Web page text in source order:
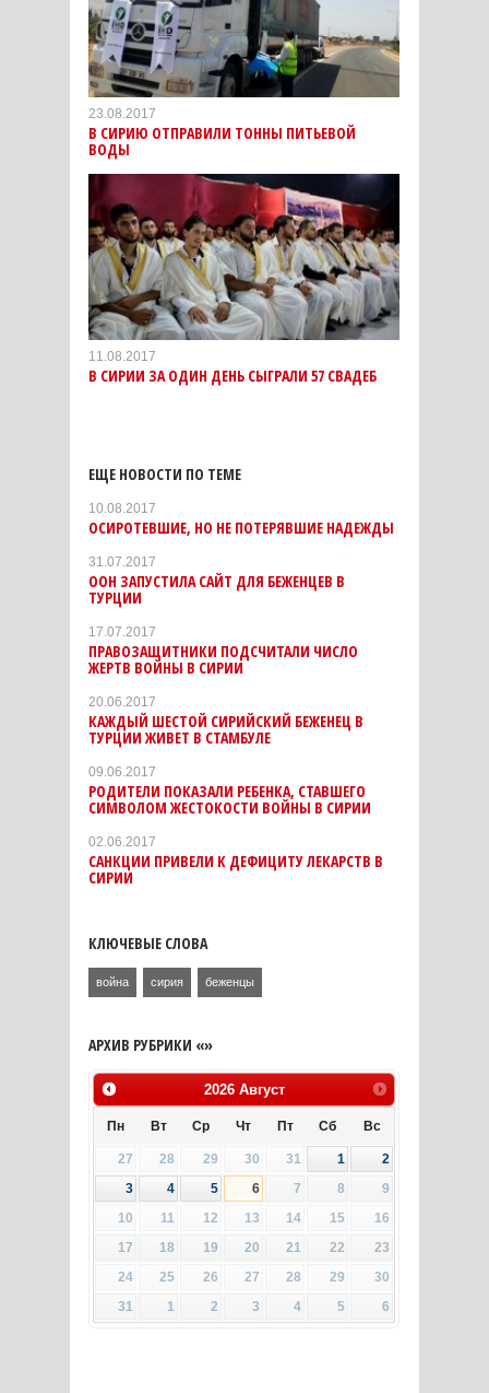
23.08.2017
В СИРИЮ ОТПРАВИЛИ ТОННЫ ПИТЬЕВОЙ
ВОДЫ
11.08.2017
В СИРИИ ЗА ОДИН ДЕНЬ СЫГРАЛИ 57 СВАДЕБ
ЕЩЕ НОВОСТИ ПО ТЕМЕ
10.08.2017
ОСИРОТЕВШИЕ, НО НЕ ПОТЕРЯВШИЕ НАДЕЖДЫ
31.07.2017
ООН ЗАПУСТИЛА САЙТ ДЛЯ БЕЖЕНЦЕВ В
ТУРЦИИ
17.07.2017
ПРАВОЗАЩИТНИКИ ПОДСЧИТАЛИ ЧИСЛО
ЖЕРТВ ВОЙНЫ В СИРИИ
20.06.2017
КАЖДЫЙ ШЕСТОЙ СИРИЙСКИЙ БЕЖЕНЕЦ В
ТУРЦИИ ЖИВЕТ В СТАМБУЛЕ
09.06.2017
РОДИТЕЛИ ПОКАЗАЛИ РЕБЕНКА, СТАВШЕГО
СИМВОЛОМ ЖЕСТОКОСТИ ВОЙНЫ В СИРИИ
02.06.2017
САНКЦИИ ПРИВЕЛИ К ДЕФИЦИТУ ЛЕКАРСТВ В
СИРИИ
КЛЮЧЕВЫЕ СЛОВА
война сирия беженцы
АРХИВ РУБРИКИ «»
2026 Август
Пн Вт Ср Чт Пт Сб Вс
27 28 29 30 31 1
2
3
4 5 6 7 8
9
10
11 12 13 14 15
16
17
18 19 20 21 22
23
24
25 26 27 28 29
30
31
1 2 3 4 5 6